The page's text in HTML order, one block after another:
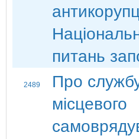
питань
2489
Про
місцевого